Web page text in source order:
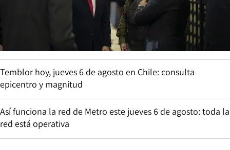
Temblor hoy, jueves 6 de agosto en Chile: consulta
epicentro y magnitud
Así funciona la red de Metro este jueves 6 de agosto: toda la
red está operativa